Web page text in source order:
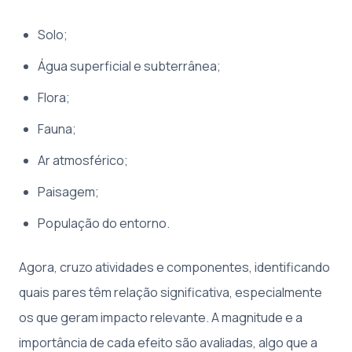
Solo;
Água superficial e subterrânea;
Flora;
Fauna;
Ar atmosférico;
Paisagem;
População do entorno.
Agora, cruzo atividades e componentes, identificando
quais pares têm relação significativa, especialmente
os que geram impacto relevante. A magnitude e a
importância de cada efeito são avaliadas, algo que a